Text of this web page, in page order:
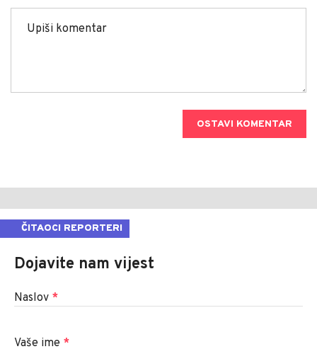
OSTAVI KOMENTAR
ČITAOCI REPORTERI
Dojavite nam vijest
Naslov *
Vaše ime *